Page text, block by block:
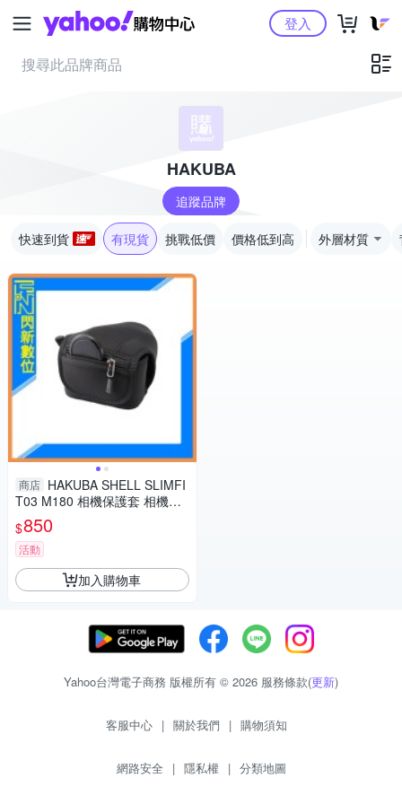
Yahoo購物中心登入
HAKUBA
追蹤品牌
快速到貨 有現貨 挑戰低價 價格低到高 外層材質
商店 HAKUBA SHELL SLIMFI
T03 M180 相機保護套 相機包
攝影包(M180,公司貨)
$850
活動
加入購物車
Yahoo台灣電子商務 版權所有 © 2026 服務條款(更新)
客服中心 | 關於我們 | 購物須知
網路安全 | 隱私權 | 分類地圖